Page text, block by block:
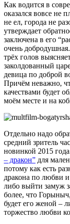
Как водится в
оказался вовсе не
не ел, города не
утверждает
заключена в его
очень
трёх голов
заколдованный
девица по доброй
Причём неважно,
качествами будет
моём месте и на
Отдельно надо
средний зритель
новинкой 2015
– дракон” для
потому как есть
дракона по любви
либо выйти замуж
более, что
будет его женой –
торжество любви